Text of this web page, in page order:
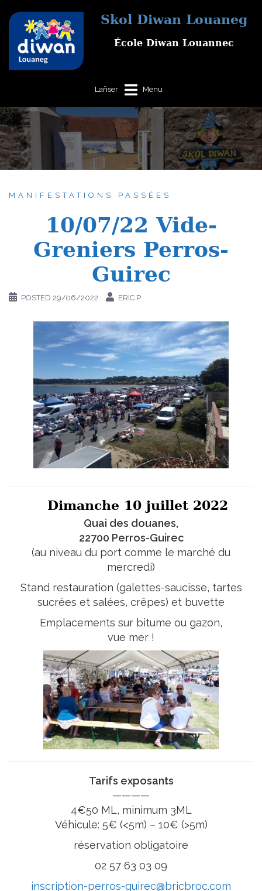
au
contenu
Skol Diwan Louaneg
École Diwan Louannec
MANIFESTATIONS PASSÉES
10/07/22 Vide-
Greniers Perros-
Guirec
POSTED 29/06/2022 ERIC P
Dimanche 10 juillet 2022
Quai des douanes,
22700 Perros-Guirec
(au niveau du port comme le marché du
mercredi)
Stand restauration (galettes-saucisse, tartes
sucrées et salées, crêpes) et buvette
Emplacements sur bitume ou gazon,
vue mer !
Tarifs exposants
————
4€50 ML, minimum 3ML
Véhicule: 5€ (<5m) – 10€ (>5m)
réservation obligatoire
02 57 63 03 09
inscription-perros-guirec@bricbroc.com